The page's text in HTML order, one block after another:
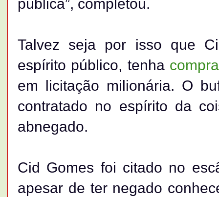
pública”, completou.
Talvez seja por isso que
espírito público, tenha
em licitação milionária. O
contratado no espírito da
abnegado.
Cid Gomes foi citado no
apesar de ter negado